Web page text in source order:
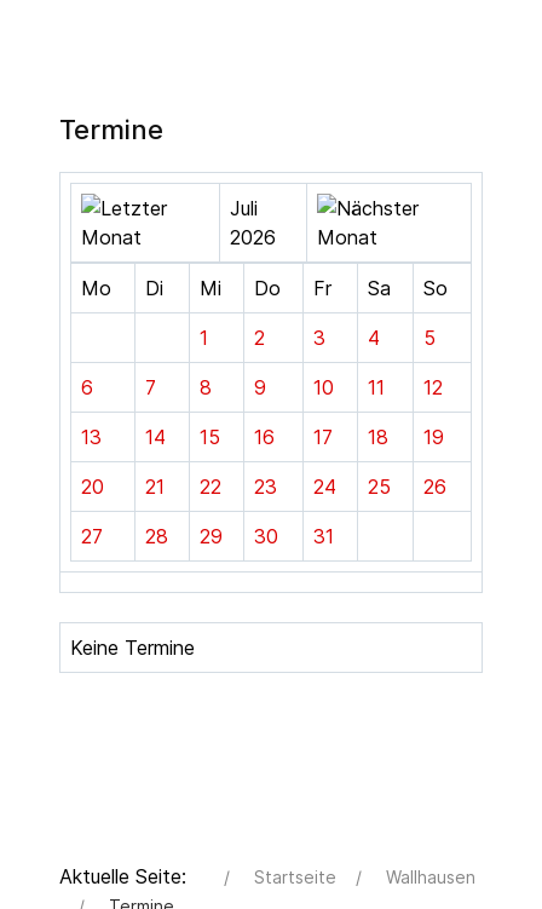
Termine
Juli
2026
Mo Di Mi Do Fr Sa So
1 2 3 4 5
6 7 8 9 10 11 12
13 14 15 16 17 18 19
20 21 22 23 24 25 26
27 28 29 30 31
Keine Termine
Aktuelle Seite: Startseite
Wallhausen